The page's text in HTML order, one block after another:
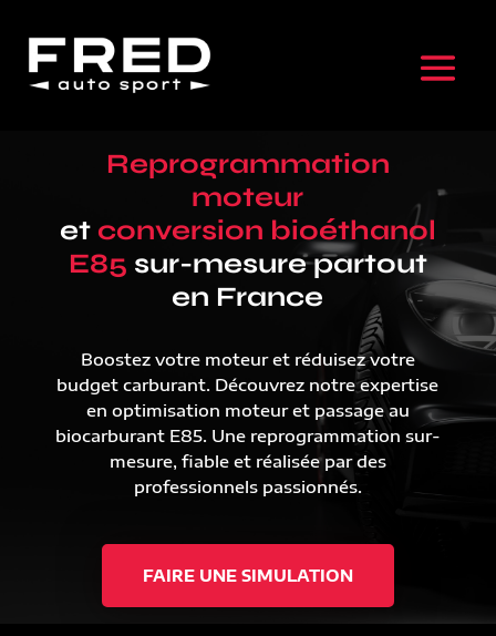
Reprogrammation
moteur
et conversion bioéthanol
E85 sur-mesure partout
en France
Boostez votre moteur et réduisez votre
budget carburant. Découvrez notre expertise
en optimisation moteur et passage au
biocarburant E85. Une reprogrammation sur-
mesure, fiable et réalisée par des
professionnels passionnés.
FAIRE UNE SIMULATION